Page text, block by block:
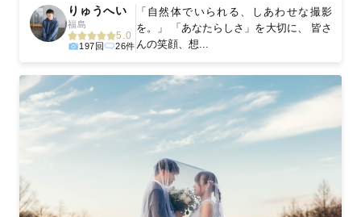
りゅうへい
福島
5.0
197回 26件
「自然体でいられる、しあわせな撮影
を。」 「あなたらしさ」を大切に、 皆さ
んの笑顔、想...